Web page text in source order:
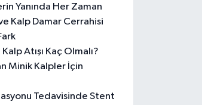
Yanında Her Zaman
Kalp Damar Cerrahisi
Atışı Kaç Olmalı?
Minik Kalpler İçin
Tedavisinde Stent